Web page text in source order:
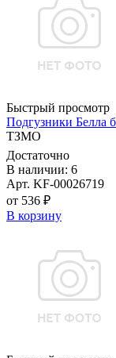
Быстрый просмотр
Подгузники Белла
ТЗМО
Достаточно
В наличии: 6
Арт. KF-00026719
от 536 ₽
В корзину